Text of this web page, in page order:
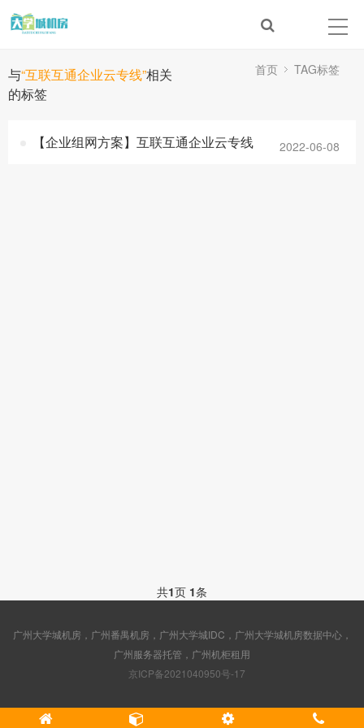
与“互联互通企业云专线”相关
的标签
首页 TAG标签
【企业组网方案】互联互通企业云专线 2022-06-08
共1页 1条
广州大学城机房，广州番禺机房，广州大学城IDC，广州大学城机房数据中心，
广州服务器托管，广州机柜租用
京ICP备2021040950号-17